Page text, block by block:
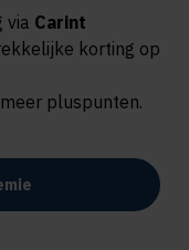
via Carint
korting op
pluspunten.